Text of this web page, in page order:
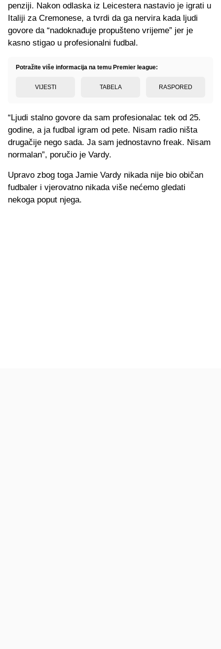
penziji. Nakon odlaska iz Leicestera nastavio je igrati u
Italiji za Cremonese, a tvrdi da ga nervira kada ljudi
govore da “nadoknađuje propušteno vrijeme” jer je
kasno stigao u profesionalni fudbal.
Potražite više informacija na temu Premier league:
VIJESTI TABELA RASPORED
“Ljudi stalno govore da sam profesionalac tek od 25.
godine, a ja fudbal igram od pete. Nisam radio ništa
drugačije nego sada. Ja sam jednostavno freak. Nisam
normalan”, poručio je Vardy.
Upravo zbog toga Jamie Vardy nikada nije bio običan
fudbaler i vjerovatno nikada više nećemo gledati
nekoga poput njega.